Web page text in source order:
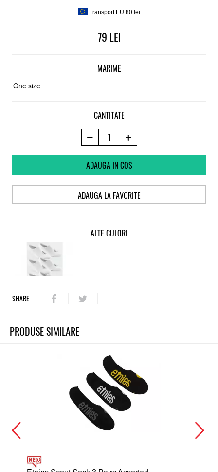
Transport EU 80 lei
79
MARIME
One size
CANTITATE
ADAUGA IN COS
ADAUGA LA FAVORITE
ALTE CULORI
SHARE
PRODUSE SIMILARE